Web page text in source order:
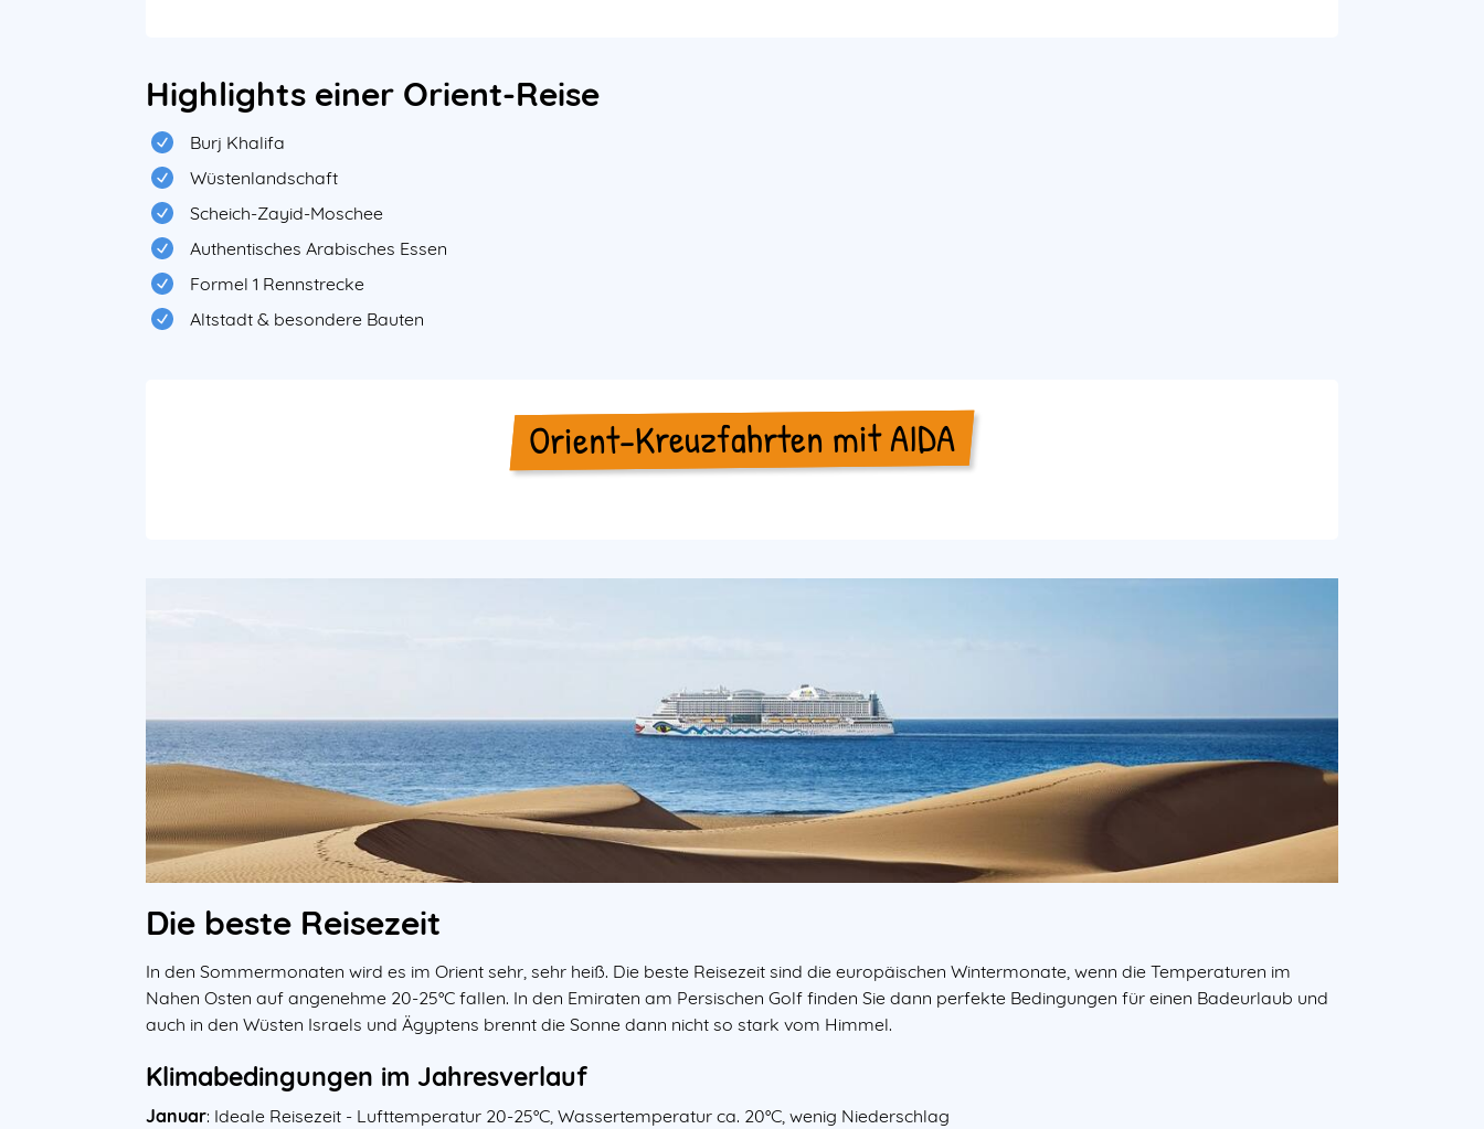
Highlights einer Orient-Reise
Burj Khalifa
Wüstenlandschaft
Scheich-Zayid-Moschee
Authentisches Arabisches Essen
Formel 1 Rennstrecke
Altstadt & besondere Bauten
Orient-Kreuzfahrten mit AIDA
Die beste Reisezeit
In den Sommermonaten wird es im Orient sehr, sehr heiß. Die beste Reisezeit sind die europäischen Wintermonate, wenn die Temperaturen im
Nahen Osten auf angenehme 20-25°C fallen. In den Emiraten am Persischen Golf finden Sie dann perfekte Bedingungen für einen Badeurlaub und
auch in den Wüsten Israels und Ägyptens brennt die Sonne dann nicht so stark vom Himmel.
Klimabedingungen im Jahresverlauf
Januar: Ideale Reisezeit - Lufttemperatur 20-25°C, Wassertemperatur ca. 20°C, wenig Niederschlag